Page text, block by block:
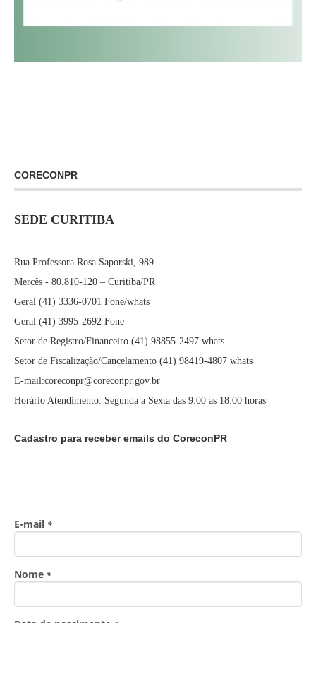
CORECONPR
SEDE CURITIBA
Rua Professora Rosa Saporski, 989
Mercês - 80.810-120 – Curitiba/PR
Geral (41) 3336-0701 Fone/whats
Geral (41) 3995-2692 Fone
Setor de Registro/Financeiro (41) 98855-2497 whats
Setor de Fiscalização/Cancelamento (41) 98419-4807 whats
E-mail:coreconpr@coreconpr.gov.br
Horário Atendimento: Segunda a Sexta das 9:00 as 18:00 horas
Cadastro para receber emails do CoreconPR